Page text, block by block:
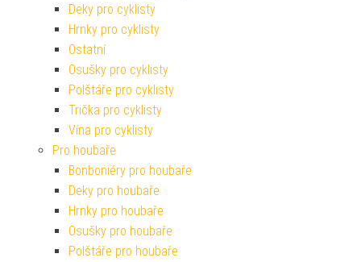
Deky pro cyklisty
Hrnky pro cyklisty
Ostatní
Osušky pro cyklisty
Polštáře pro cyklisty
Trička pro cyklisty
Vína pro cyklisty
Pro houbaře
Bonboniéry pro houbaře
Deky pro houbaře
Hrnky pro houbaře
Osušky pro houbaře
Polštáře pro houbaře